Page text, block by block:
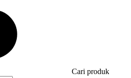
Cari produk